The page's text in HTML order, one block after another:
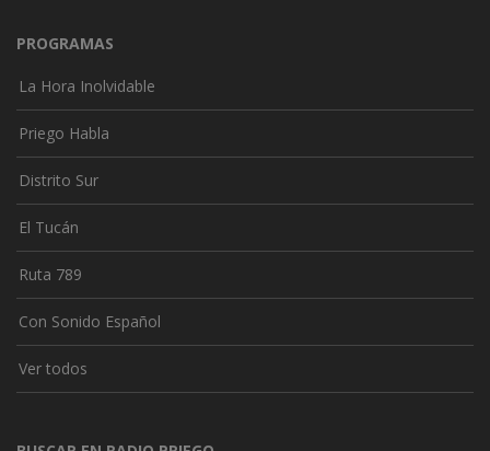
PROGRAMAS
La Hora Inolvidable
Priego Habla
Distrito Sur
El Tucán
Ruta 789
Con Sonido Español
Ver todos